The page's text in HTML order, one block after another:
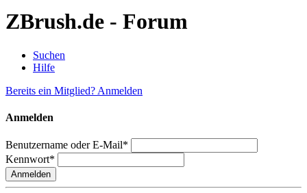
ZBrush.de - Forum
Suchen
Hilfe
Bereits ein Mitglied? Anmelden
Anmelden
Benutzername oder E-Mail*
Kennwort*
Anmelden